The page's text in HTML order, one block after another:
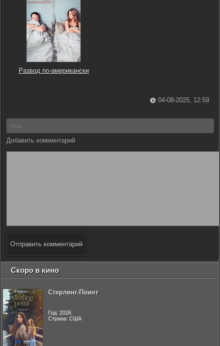
Развод по-американски
04-08-2025, 12:59
Добавить комментарий
Отправить комментарий
Скоро в кино
Стерлинг-Поинт
Год: 2026
Страна: США